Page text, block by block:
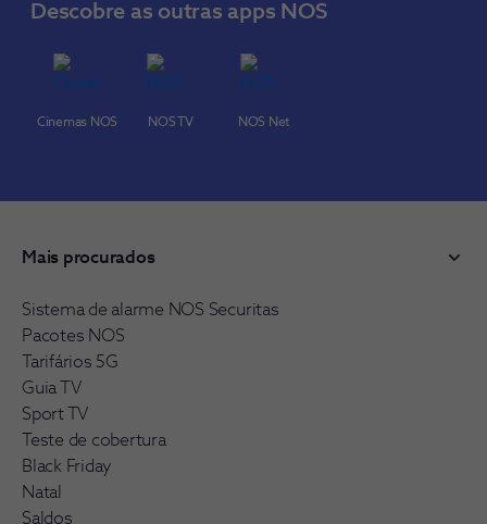
Descobre as outras apps NOS
Cinemas NOS NOS TV NOS Net
Mais procurados
Sistema de alarme NOS Securitas
Pacotes NOS
Tarifários 5G
Guia TV
Sport TV
Teste de cobertura
Black Friday
Natal
Saldos